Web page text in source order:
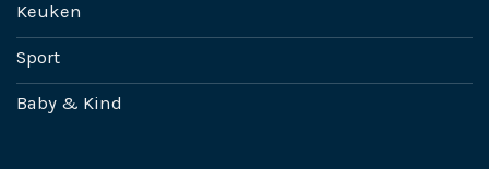
Keuken
Sport
Baby & Kind